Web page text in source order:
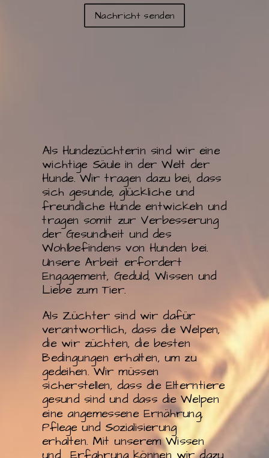
Nachricht senden
Als Hundezüchterin sind wir eine
wichtige Säule in der Welt der
Hunde. Wir tragen dazu bei, dass
sich gesunde, glückliche und
freundliche Hunde entwickeln und
tragen somit zur Verbesserung
der Gesundheit und des
Wohlbefindens von Hunden bei.
Unsere Arbeit erfordert
Engagement, Geduld, Wissen und
Liebe zum Tier.
Als Züchter sind wir dafür
verantwortlich, dass die Welpen,
die wir züchten, die besten
Bedingungen erhalten, um zu
gedeihen. Wir müssen
sicherstellen, dass die Elterntiere
gesund sind und dass die Welpen
eine angemessene Ernährung,
Pflege und Sozialisierung
erhalten. Mit unserem Wissen